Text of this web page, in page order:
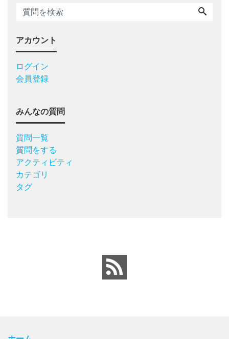
アカウント
ログイン
会員登録
みんなの質問
質問一覧
質問をする
アクティビティ
カテゴリ
タグ